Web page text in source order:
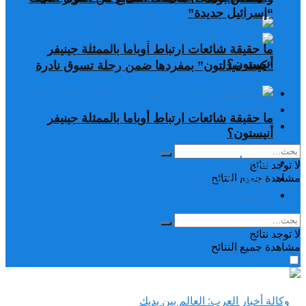
ما حقيقة شائعات ارتباط أوباما بالممثلة جينيفر
أنيستون؟
تغريدات
دراسات وبحوث
رياضة
لا توجد نتائج
مشاهدة جميع النتائح
“إسرائيل جديدة”
“كيت ميدلتون” بمفردها ضمن رحلة تسوق نادرة
ما حقيقة شائعات ارتباط أوباما بالممثلة جينيفر
أنيستون؟
تغريدات
دراسات وبحوث
لا توجد نتائج
مشاهدة جميع النتائح